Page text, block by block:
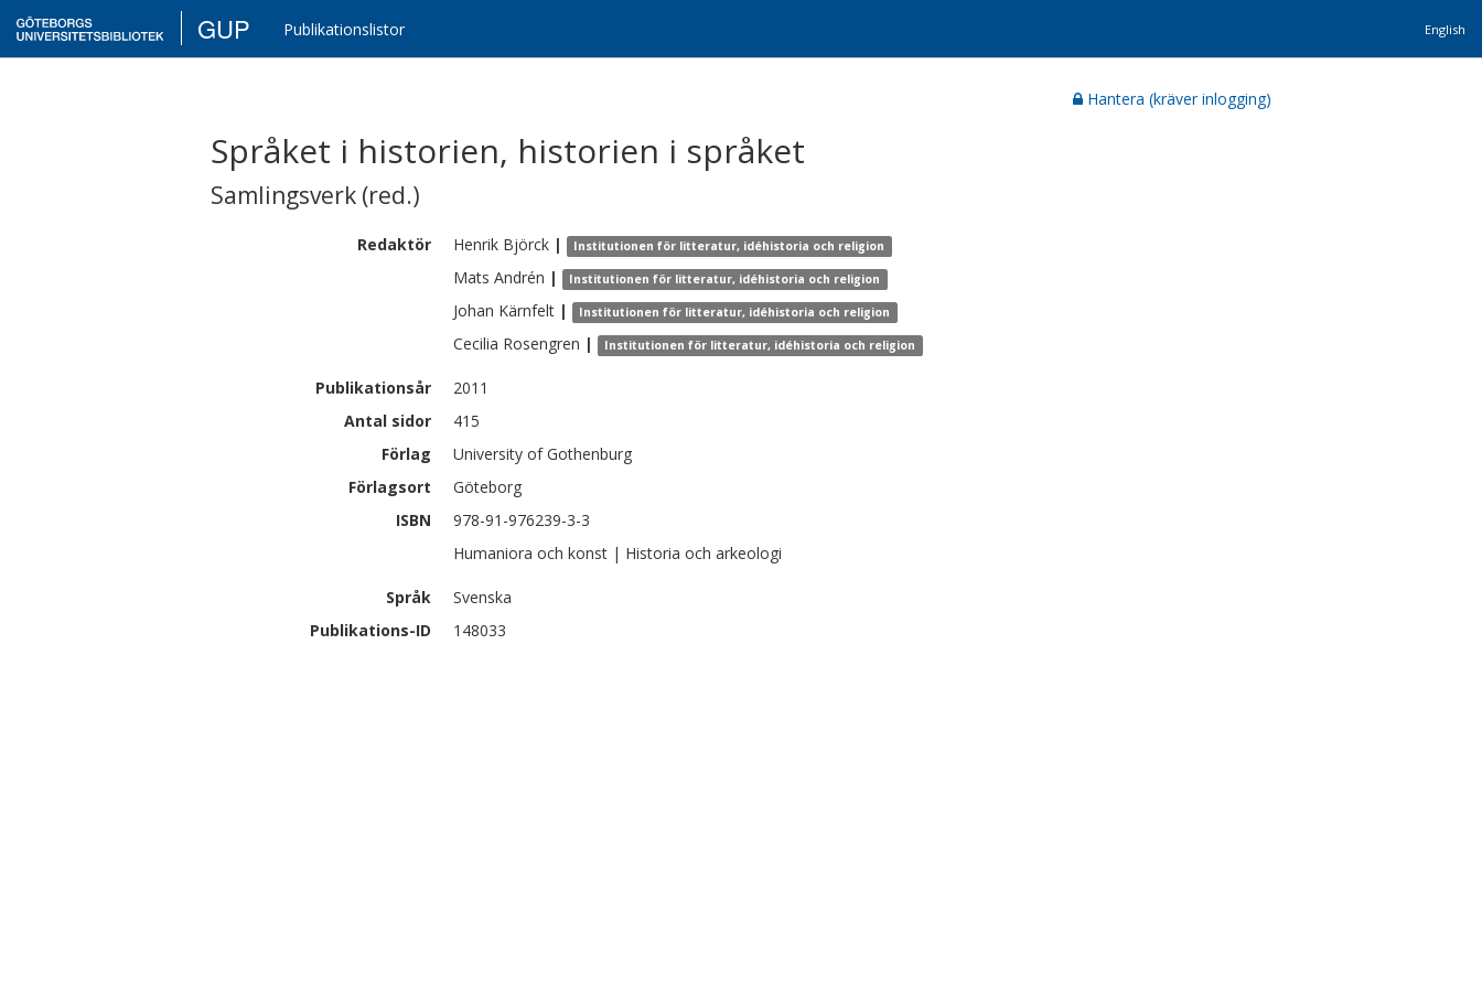
GUP Publikationslistor English
Hantera (kräver inlogging)
Språket i historien, historien i språket
Samlingsverk (red.)
Redaktör Henrik Björck | Institutionen för litteratur, idéhistoria och religion
Mats Andrén | Institutionen för litteratur, idéhistoria och religion
Johan Kärnfelt | Institutionen för litteratur, idéhistoria och religion
Cecilia Rosengren | Institutionen för litteratur, idéhistoria och religion
Publikationsår
2011
Antal sidor
415
Förlag
University of Gothenburg
Förlagsort
Göteborg
ISBN
978-91-976239-3-3
Humaniora och konst | Historia och arkeologi
Språk
Svenska
Publikations-ID
148033